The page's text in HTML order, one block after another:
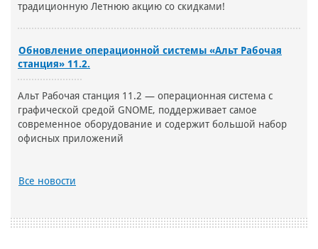
традиционную Летнюю акцию со скидками!
Обновление операционной системы «Альт Рабочая
станция» 11.2.
Альт Рабочая станция 11.2 — операционная система с
графической средой GNOME, поддерживает самое
современное оборудование и содержит большой набор
офисных приложений
Все новости